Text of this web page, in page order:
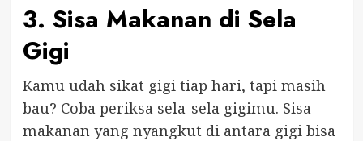
3. Sisa Makanan di Sela
Gigi
Kamu udah sikat gigi tiap hari, tapi masih
bau? Coba periksa sela-sela gigimu. Sisa
makanan yang nyangkut di antara gigi bisa